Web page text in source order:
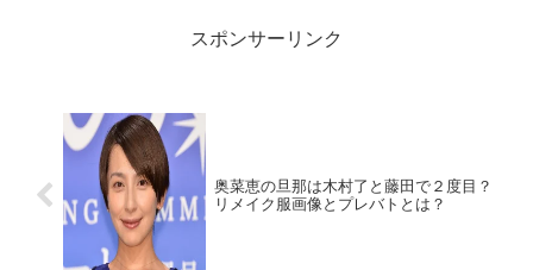
スポンサーリンク
奥菜恵の旦那は木村了と藤田で２度目？
リメイク服画像とプレバトとは？